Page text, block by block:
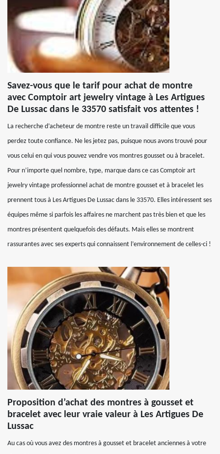
Savez-vous que le tarif pour achat de montre
avec Comptoir art jewelry vintage à Les Artigues
De Lussac dans le 33570 satisfait vos attentes !
La recherche d’acheteur de montre reste un travail difficile que vous
perdez toute confiance. Ne les jetez pas, puisque nous avons trouvé pour
vous celui en qui vous pouvez vendre vos montres gousset ou à bracelet.
Pour n’importe quel nombre, type, marque dans ce cas Comptoir art
jewelry vintage professionnel achat de montre gousset et à bracelet les
prennent tous à Les Artigues De Lussac dans le 33570. Elles intéressent ses
équipes même si parfois les affaires ne marchent pas très bien et que les
montres présentent quelquefois des défauts. Mais elles se montrent
rassurantes avec ses experts qui connaissent l’environnement de celles-ci !
Proposition d’achat des montres à gousset et
bracelet avec leur vraie valeur à Les Artigues De
Lussac
Au cas où vous avez des montres à gousset et bracelet anciennes à votre